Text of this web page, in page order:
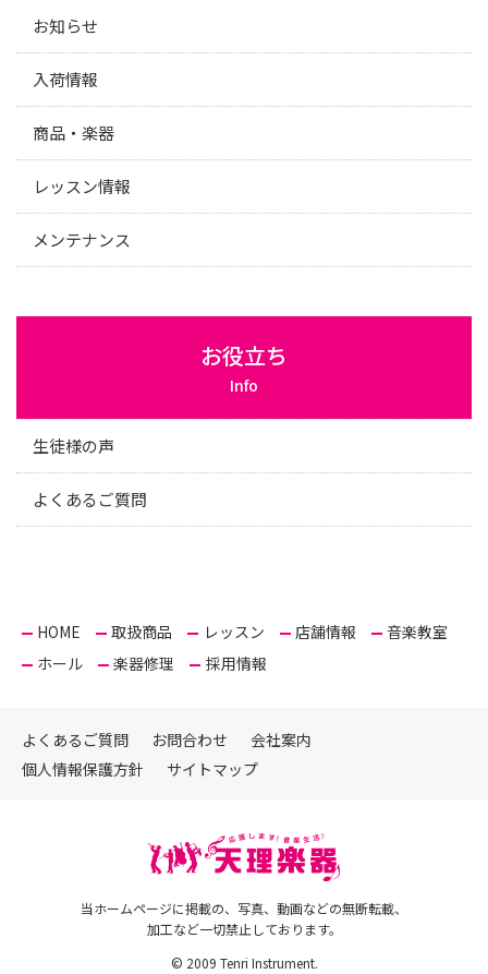
お知らせ
入荷情報
商品・楽器
レッスン情報
メンテナンス
お役立ち
Info
生徒様の声
よくあるご質問
HOME 取扱商品 レッスン 店舗情報
音楽教室
ホール
楽器修理 採用情報
よくあるご質問 お問合わせ
会社案内
個人情報保護方針
サイトマップ
当ホームページに掲載の、写真、動画などの無断転載、
加工など一切禁止しております。
© 2009 Tenri Instrument.